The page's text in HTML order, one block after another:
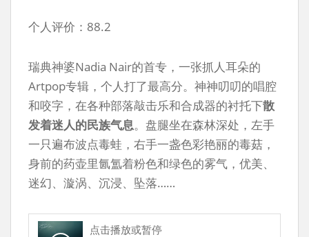
个人评价：88.2
瑞典神婆Nadia Nair的首专，一张抓人耳朵的
Artpop专辑，个人打了最高分。神神叨叨的唱腔
和咬字，在各种部落敲击乐和合成器的衬托下散
发着迷人的民族气息。盘腿坐在森林深处，左手
一只遍布波点毒蛙，右手一盏色彩艳丽的毒菇，
身前的药壶里氤氲着粉色和绿色的雾气，优美、
迷幻、漩涡、沉浸、坠落……
点击播放或暂停